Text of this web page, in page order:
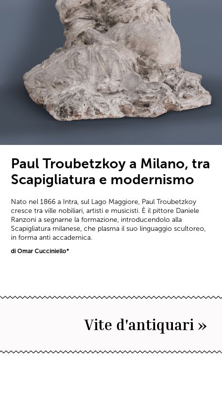
Paul Troubetzkoy a Milano, tra
Scapigliatura e modernismo
Nato nel 1866 a Intra, sul Lago Maggiore, Paul Troubetzkoy
cresce tra ville nobiliari, artisti e musicisti. È il pittore Daniele
Ranzoni a segnarne la formazione, introducendolo alla
Scapigliatura milanese, che plasma il suo linguaggio scultoreo,
in forma anti accademica.
di Omar Cucciniello*
Vite d'antiquari »